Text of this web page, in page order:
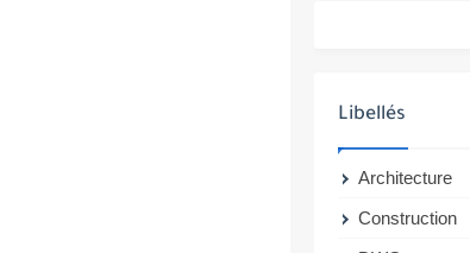
Libellés
Architecture
Construction